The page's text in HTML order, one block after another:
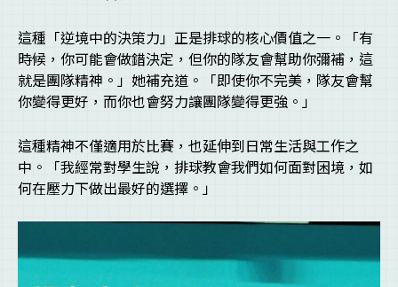
這種「逆境中的決策力」正是排球的核心價值之一。「有
時候，你可能會做錯決定，但你的隊友會幫助你彌補，這
就是團隊精神。」她補充道。「即使你不完美，隊友會幫
你變得更好，而你也會努力讓團隊變得更強。」
這種精神不僅適用於比賽，也延伸到日常生活與工作之
中。「我經常對學生說，排球教會我們如何面對困境，如
何在壓力下做出最好的選擇。」